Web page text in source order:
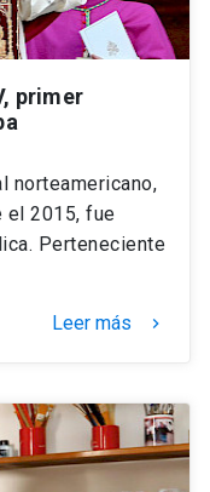
primer
norteamericano,
el 2015, fue
Perteneciente
Leer más keyboard_arrow_right